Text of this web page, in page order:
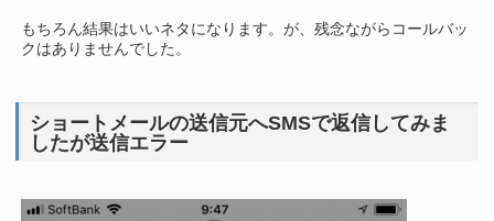
もちろん結果はいいネタになります。が、残念ながらコールバッ
クはありませんでした。
ショートメールの送信元へSMSで返信してみま
したが送信エラー